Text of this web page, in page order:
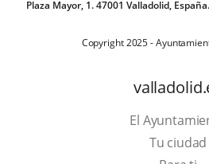
Plaza Mayor, 1. 47001 Valladolid,
Copyright 2025 -
El
Tu ciudad